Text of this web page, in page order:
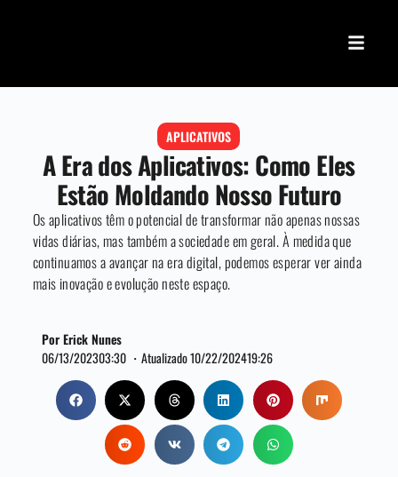
APLICATIVOS
A Era dos Aplicativos: Como Eles
Estão Moldando Nosso Futuro
Os aplicativos têm o potencial de transformar não apenas nossas
vidas diárias, mas também a sociedade em geral. À medida que
continuamos a avançar na era digital, podemos esperar ver ainda
mais inovação e evolução neste espaço.
Por Erick Nunes
06/13/202303:30 ・ Atualizado 10/22/202419:26